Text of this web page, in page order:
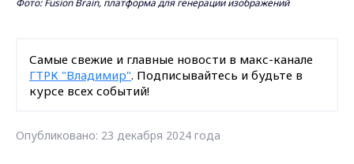
Фото: Fusion Brain, платформа для генерации изображений
Самые свежие и главные новости в макс-канале
ГТРК "Владимир". Подписывайтесь и будьте в
курсе всех событий!
Опубликовано: 23 декабря 2024 года